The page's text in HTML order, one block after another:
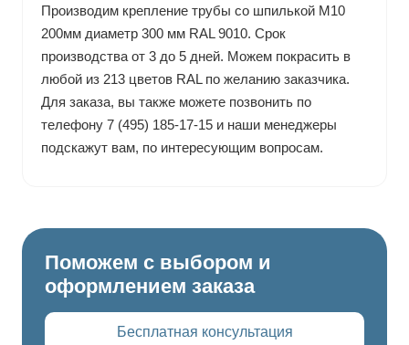
Производим крепление трубы со шпилькой М10
200мм диаметр 300 мм RAL 9010. Срок
производства от 3 до 5 дней. Можем покрасить в
любой из 213 цветов RAL по желанию заказчика.
Для заказа, вы также можете позвонить по
телефону 7 (495) 185-17-15 и наши менеджеры
подскажут вам, по интересующим вопросам.
Поможем с выбором и
оформлением заказа
Бесплатная консультация